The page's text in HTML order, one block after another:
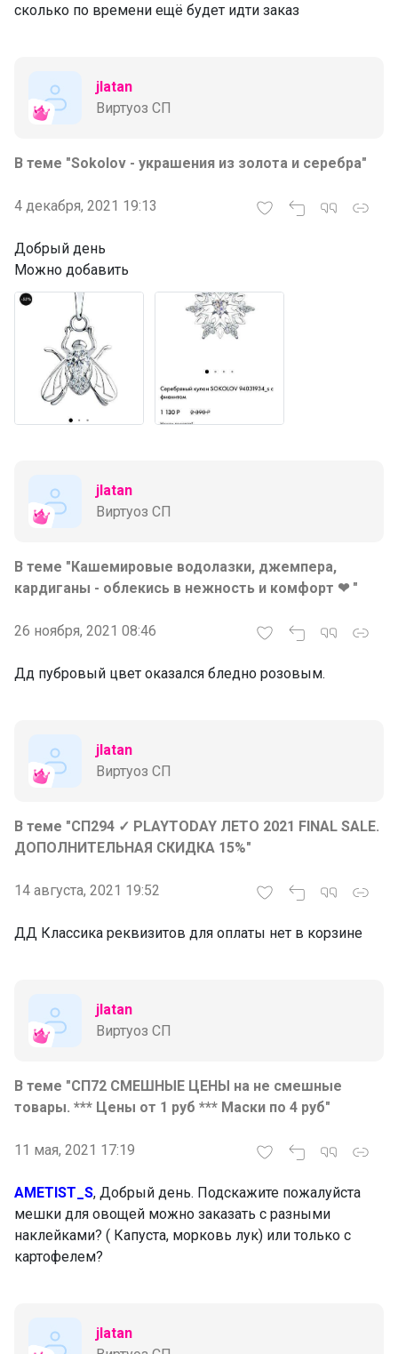
сколько по времени ещё будет идти заказ
jlatan
Виртуоз СП
В теме "Sokolov - украшения из золота и серебра"
4 декабря, 2021 19:13
Добрый день
Можно добавить
jlatan
Виртуоз СП
В теме "Кашемировые водолазки, джемпера,
кардиганы - облекись в нежность и комфорт ❤ "
26 ноября, 2021 08:46
Дд пубровый цвет оказался бледно розовым.
jlatan
Виртуоз СП
В теме "СП294 ✓ PLAYTODAY ЛЕТО 2021 FINAL SALE.
ДОПОЛНИТЕЛЬНАЯ СКИДКА 15%"
14 августа, 2021 19:52
ДД Классика реквизитов для оплаты нет в корзине
jlatan
Виртуоз СП
В теме "СП72 СМЕШНЫЕ ЦЕНЫ на не смешные
товары. *** Цены от 1 руб *** Маски по 4 руб"
11 мая, 2021 17:19
AMETIST_S, Добрый день. Подскажите пожалуйста
мешки для овощей можно заказать с разными
наклейками? ( Капуста, морковь лук) или только с
картофелем?
jlatan